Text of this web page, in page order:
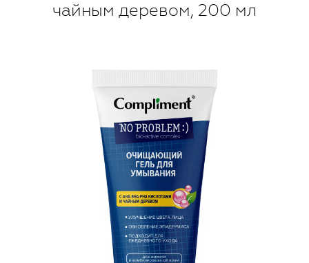
чайным деревом, 200 мл